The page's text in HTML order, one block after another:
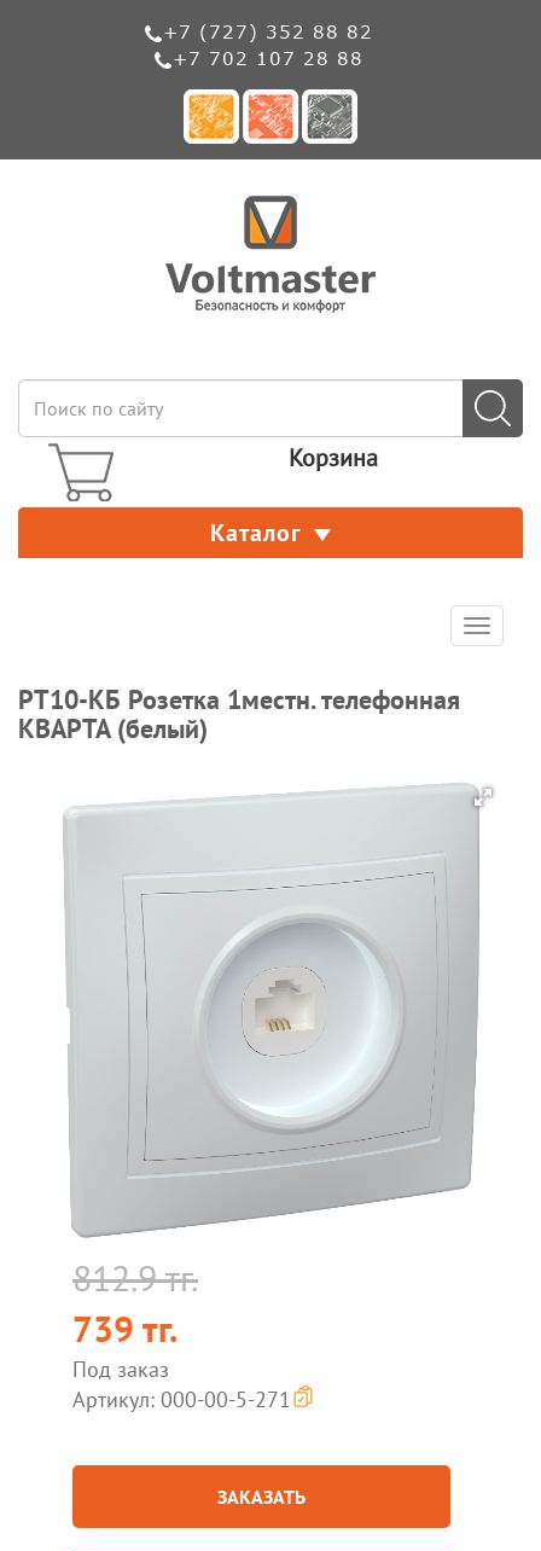
+7 (727) 352 88 82
+7 702 107 28 88
Корзина
Каталог
Toggle
РТ10-КБ Розетка 1местн. телефонная
КВАРТА (белый)
812.9 тг.
739 тг.
Под заказ
Артикул: 000-00-5-271
ЗАКАЗАТЬ